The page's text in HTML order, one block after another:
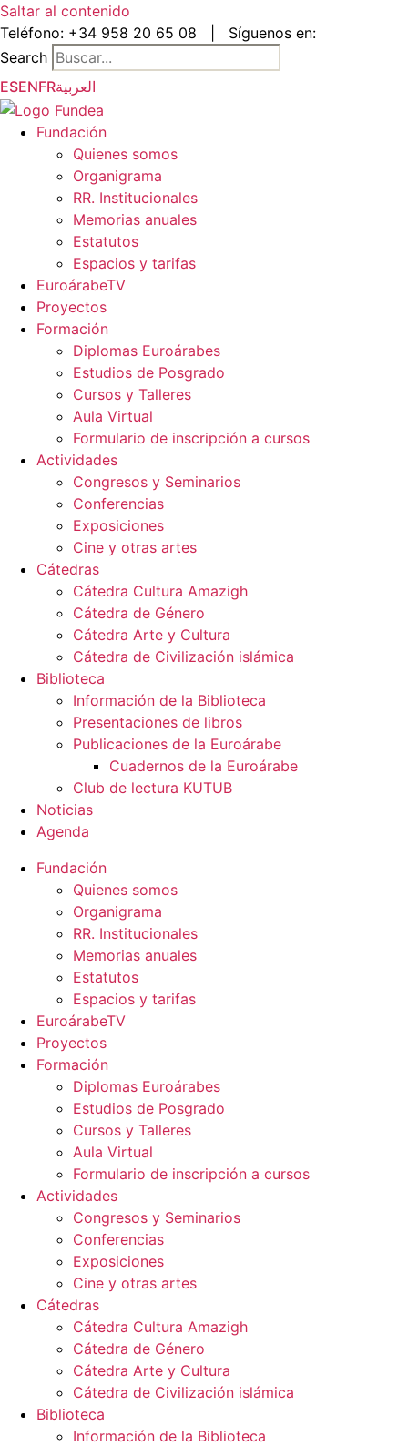
Saltar al contenido
Teléfono: +34 958 20 65 08
Síguenos en:
Search
ESENFRالعربية
Fundación
Quienes somos
Organigrama
RR. Institucionales
Memorias anuales
Estatutos
Espacios y tarifas
EuroárabeTV
Proyectos
Formación
Diplomas Euroárabes
Estudios de Posgrado
Cursos y Talleres
Aula Virtual
Formulario de inscripción a cursos
Actividades
Congresos y Seminarios
Conferencias
Exposiciones
Cine y otras artes
Cátedras
Cátedra Cultura Amazigh
Cátedra de Género
Cátedra Arte y Cultura
Cátedra de Civilización islámica
Biblioteca
Información de la Biblioteca
Presentaciones de libros
Publicaciones de la Euroárabe
Cuadernos de la Euroárabe
Club de lectura KUTUB
Noticias
Agenda
Fundación
Quienes somos
Organigrama
RR. Institucionales
Memorias anuales
Estatutos
Espacios y tarifas
EuroárabeTV
Proyectos
Formación
Diplomas Euroárabes
Estudios de Posgrado
Cursos y Talleres
Aula Virtual
Formulario de inscripción a cursos
Actividades
Congresos y Seminarios
Conferencias
Exposiciones
Cine y otras artes
Cátedras
Cátedra Cultura Amazigh
Cátedra de Género
Cátedra Arte y Cultura
Cátedra de Civilización islámica
Biblioteca
Información de la Biblioteca